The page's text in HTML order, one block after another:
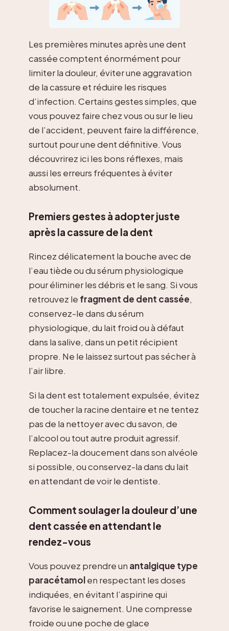
Les premières minutes après une dent
cassée comptent énormément pour
limiter la douleur, éviter une aggravation
de la cassure et réduire les risques
d’infection. Certains gestes simples, que
vous pouvez faire chez vous ou sur le lieu
de l’accident, peuvent faire la différence,
surtout pour une dent définitive. Vous
découvrirez ici les bons réflexes, mais
aussi les erreurs fréquentes à éviter
absolument.
Premiers gestes à adopter juste
après la cassure de la dent
Rincez délicatement la bouche avec de
l’eau tiède ou du sérum physiologique
pour éliminer les débris et le sang. Si vous
retrouvez le fragment de dent cassée,
conservez-le dans du sérum
physiologique, du lait froid ou à défaut
dans la salive, dans un petit récipient
propre. Ne le laissez surtout pas sécher à
l’air libre.
Si la dent est totalement expulsée, évitez
de toucher la racine dentaire et ne tentez
pas de la nettoyer avec du savon, de
l’alcool ou tout autre produit agressif.
Replacez-la doucement dans son alvéole
si possible, ou conservez-la dans du lait
en attendant de voir le dentiste.
Comment soulager la douleur d’une
dent cassée en attendant le
rendez-vous
Vous pouvez prendre un antalgique type
paracétamolen respectant les doses
indiquées, en évitant l’aspirine qui
favorise le saignement. Une compresse
froide ou une poche de glace